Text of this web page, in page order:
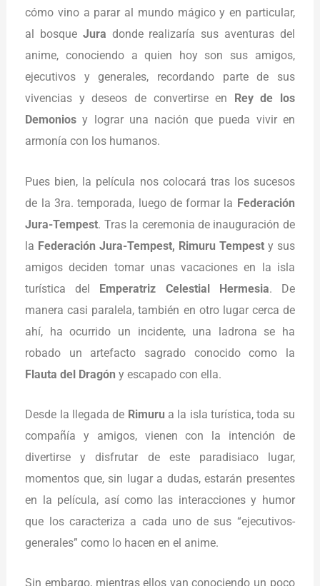
cómo vino a parar al mundo mágico y en particular,
al bosque Jura donde realizaría sus aventuras del
anime, conociendo a quien hoy son sus amigos,
ejecutivos y generales, recordando parte de sus
vivencias y deseos de convertirse en
Rey de los
Demonios y lograr una nación que pueda vivir en
armonía con los humanos.
Pues bien, la película nos colocará tras los sucesos
de la 3ra. temporada, luego de formar la Federación
Jura-Tempest. Tras la ceremonia de inauguración de
la Federación Jura-Tempest, Rimuru Tempesty sus
amigos deciden tomar unas vacaciones en la isla
turística del Emperatriz Celestial Hermesia. De
manera casi paralela, también en otro lugar cerca de
ahí, ha ocurrido un incidente, una ladrona se ha
robado un artefacto sagrado conocido como la
Flauta del Dragón y escapado con ella.
Desde la llegada de Rimuru a la isla turística, toda su
compañía y amigos, vienen con la intención de
divertirse y disfrutar de este paradisiaco lugar,
momentos que, sin lugar a dudas, estarán presentes
en la película, así como las interacciones y humor
que los caracteriza a cada uno de sus “ejecutivos-
generales” como lo hacen en el anime.
Sin embargo, mientras ellos van conociendo un poco